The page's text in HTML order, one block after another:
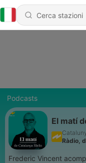
Podcasts
El matí
Ràdio,
Frederic Vincent